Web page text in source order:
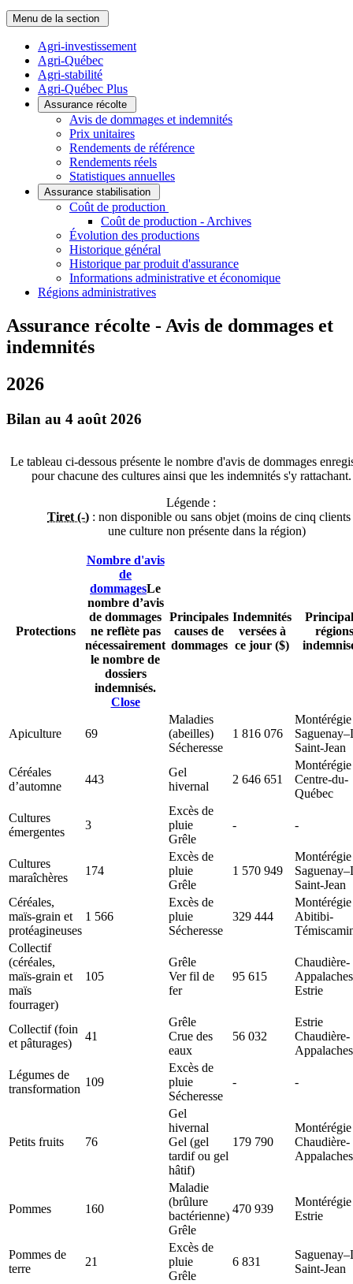
Menu de la section
Agri-investissement
Agri-Québec
Agri-stabilité
Agri-Québec Plus
Assurance récolte
Avis de dommages et indemnités
Prix unitaires
Rendements de référence
Rendements réels
Statistiques annuelles
Assurance stabilisation
­Coût de production
Coût de production - Archives
Évolution des productions
Historique général
Historique par produit d'assurance
Informations administrative et économique
Régions administratives
Assurance récolte - Avis de dommages et
indemnités
2026
Bilan au 4 août 2026
Le tableau ci-dessous présente le nombre d'avis de dommages
pour chacune des cultures ainsi que les indemnités s'y rattachant.
Légende :
Tiret (-) : non disponible ou sans objet (moins de cinq
une culture non présente dans la région)
Protections
Nombre d'avis
de
dommagesLe
nombre d’avis
de dommages
ne reflète pas
nécessairement
le nombre de
dossiers
indemnisés.
Close
Principales
causes de
dommages
Indemnités
versées à
ce jour ($)
régions
Apiculture 69
Maladies
(abeilles)
Sécheresse
1 816 076
Montérégie
Saint-Jean
Céréales
d’automne
443
Gel
hivernal
2 646 651
Montérégie
Centre-du-
Québec
Cultures
émergentes
3
Excès de
pluie
Grêle
- -
Cultures
maraîchères
174
Excès de
pluie
Grêle
1 570 949
Montérégie
Saint-Jean
Céréales,
maïs-grain et
protéagineuses
1 566
Excès de
pluie
Sécheresse
329 444
Montérégie
Abitibi-
Collectif
(céréales,
maïs-grain et
maïs
fourrager)
105
Grêle
Ver fil de
fer
95 615
Chaudière-
Appalaches
Estrie
Collectif (foin
et pâturages)
41
Grêle
Crue des
eaux
56 032
Estrie
Chaudière-
Appalaches
Légumes de
transformation
109
Excès de
pluie
Sécheresse
- -
Petits fruits 76
Gel
hivernal
Gel (gel
tardif ou gel
hâtif)
179 790
Montérégie
Chaudière-
Appalaches
Pommes 160
Maladie
(brûlure
bactérienne)
Grêle
470 939
Montérégie
Estrie
Pommes de
terre
21
Excès de
pluie
Grêle
6 831
Saint-Jean